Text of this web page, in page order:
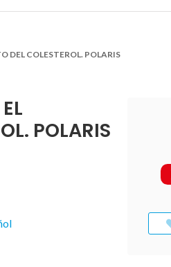
DEL COLESTEROL. POLARIS
POLARIS